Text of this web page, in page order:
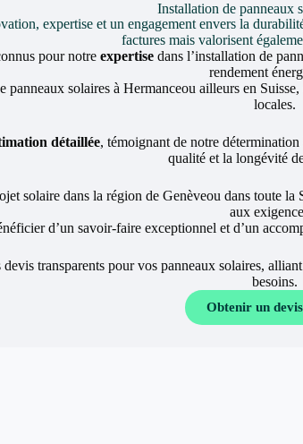
Installation de panneaux
expertise et un engagement envers la
factures mais valorisent
pour notre expertisedans l’installation de
rendement
solaires à Hermanceou ailleurs en
locales.
détaillée, témoignant de notre
qualité et la longévité
solaire dans la région de Genèveou dans toute la
aux
d’un savoir-faire exceptionnel et d’un
transparents pour vos panneaux solaires,
besoins.
Obtenir un devis